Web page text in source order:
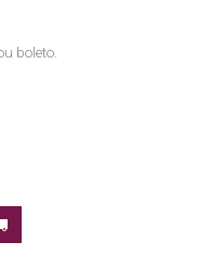
boleto.